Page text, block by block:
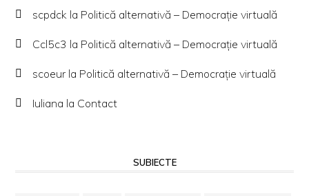
scpdck la Politică alternativă – Democraţie virtuală
Ccl5c3 la Politică alternativă – Democraţie virtuală
scoeur la Politică alternativă – Democraţie virtuală
Iuliana la Contact
SUBIECTE